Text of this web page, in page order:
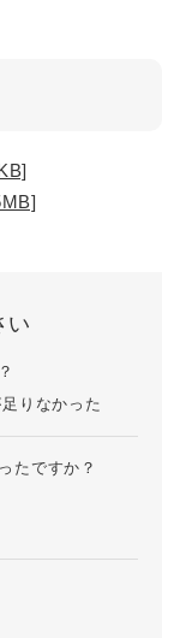
い
りなかった
たですか？